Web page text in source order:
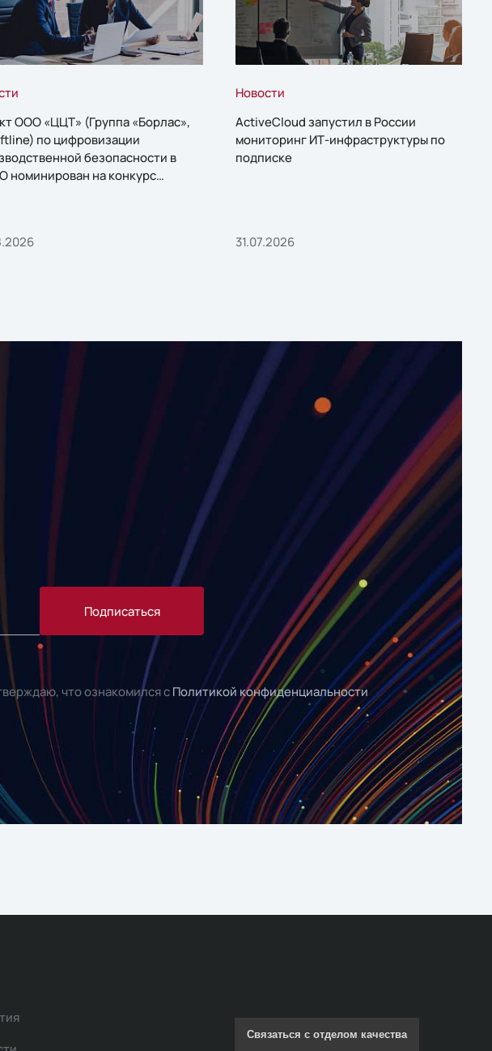
ООО «ЦЦТ» (Группа «Борлас»,
по цифровизации
безопасности в
номинирован на конкурс
Новости
ActiveCloud запустил в России
мониторинг ИТ-инфраструктуры по
подписке
31.07.2026
Подписаться
что ознакомился с Политикой конфиденциальности
Связаться с отделом качества